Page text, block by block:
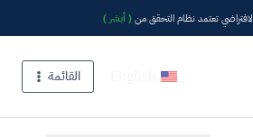
تعتمد نظام التحقق من( أبشر )
القائمة